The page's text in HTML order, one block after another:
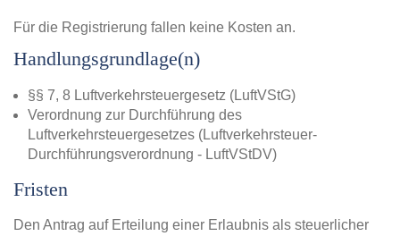
Für die Registrierung fallen keine Kosten an.
Handlungsgrundlage(n)
§§ 7, 8 Luftverkehrsteuergesetz (LuftVStG)
Verordnung zur Durchführung des
Luftverkehrsteuergesetzes (Luftverkehrsteuer-
Durchführungsverordnung - LuftVStDV)
Fristen
Den Antrag auf Erteilung einer Erlaubnis als steuerlicher